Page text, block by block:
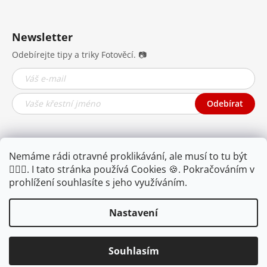
Nemáme rádi otravné proklikávání, ale musí to tu být
🤦🏾‍♂️. I tato stránka používá Cookies 🍪. Pokračováním v
prohlížení souhlasíte s jeho využíváním.
Nastavení
Souhlasím
Newsletter
Odebírejte tipy a triky Fotověcí. 📷
Odebírat
Najdete nás na YouTube, Facebooku i Instagramu.